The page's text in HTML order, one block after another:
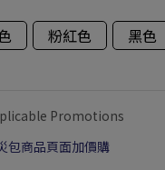
粉紅色 黑色
Promotions
包商品頁面加價購